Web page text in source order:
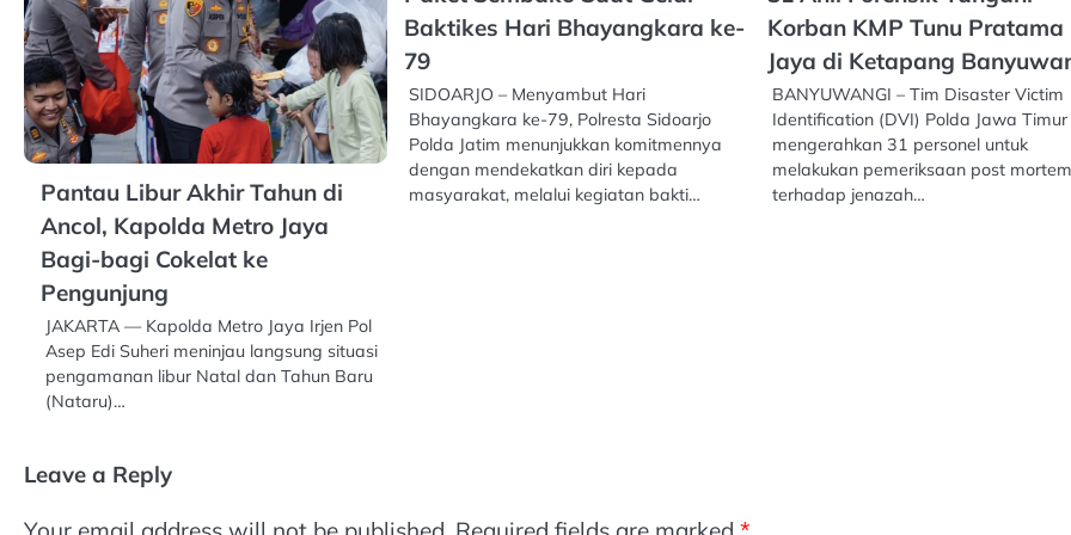
Pantau Libur Akhir Tahun di
Ancol, Kapolda Metro Jaya
Bagi-bagi Cokelat ke
Pengunjung
JAKARTA — Kapolda Metro Jaya Irjen Pol
Asep Edi Suheri meninjau langsung situasi
pengamanan libur Natal dan Tahun Baru
(Nataru)…
Baktikes Hari Bhayangkara ke-
79
SIDOARJO – Menyambut Hari
Bhayangkara ke-79, Polresta Sidoarjo
Polda Jatim menunjukkan komitmennya
dengan mendekatkan diri kepada
masyarakat, melalui kegiatan bakti…
Korban KMP Tunu Pratama
Jaya di Ketapang
BANYUWANGI – Tim Disaster Victim
Identification (DVI) Polda Jawa Timur
mengerahkan 31 personel untuk
melakukan pemeriksaan post mortem
terhadap jenazah…
Leave a Reply